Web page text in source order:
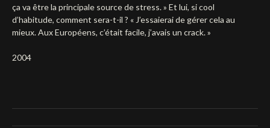
ça va être la principale source de stress. » Et lui, si cool
d’habitude, comment sera-t-il ? « J’essaierai de gérer cela au
mieux. Aux Européens, c’était facile, j’avais un crack. »
2004